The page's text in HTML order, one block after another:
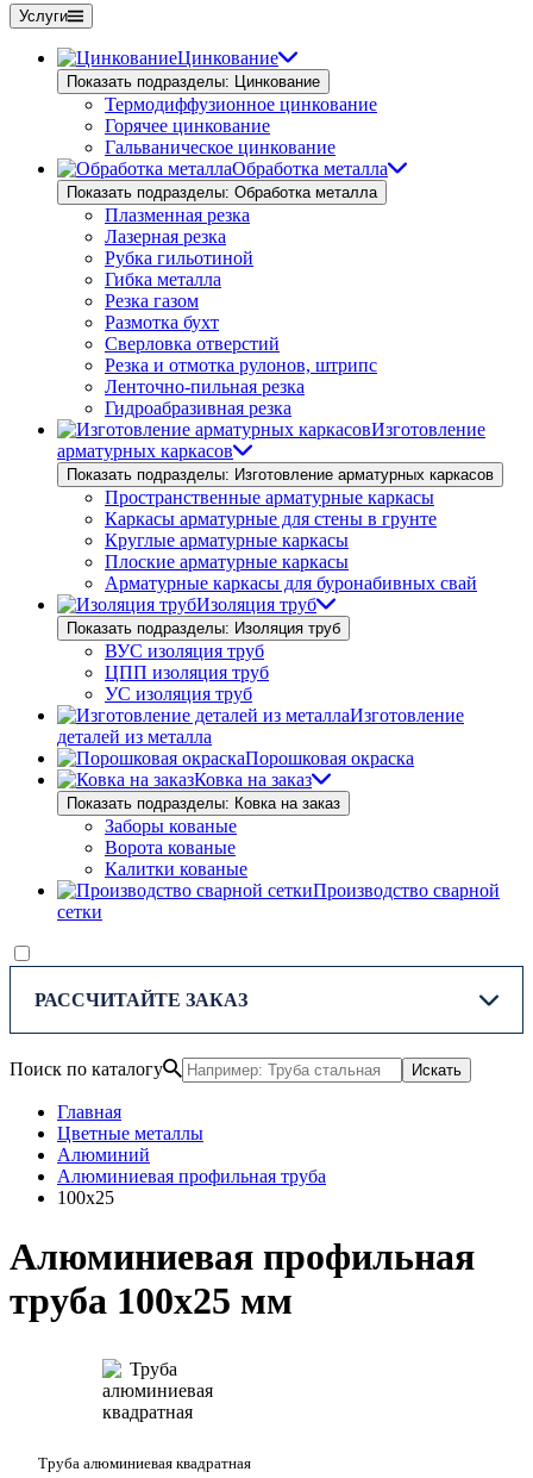
Услуги
Цинкование
Показать подразделы: Цинкование
Термодиффузионное цинкование
Горячее цинкование
Гальваническое цинкование
Обработка металла
Показать подразделы: Обработка металла
Плазменная резка
Лазерная резка
Рубка гильотиной
Гибка металла
Резка газом
Размотка бухт
Сверловка отверстий
Резка и отмотка рулонов, штрипс
Ленточно-пильная резка
Гидроабразивная резка
Изготовление
арматурных каркасов
Показать подразделы: Изготовление арматурных каркасов
Пространственные арматурные каркасы
Каркасы арматурные для стены в грунте
Круглые арматурные каркасы
Плоские арматурные каркасы
Арматурные каркасы для буронабивных свай
Изоляция труб
Показать подразделы: Изоляция труб
ВУС изоляция труб
ЦПП изоляция труб
УС изоляция труб
Изготовление
деталей из металла
Порошковая окраска
Ковка на заказ
Показать подразделы: Ковка на заказ
Заборы кованые
Ворота кованые
Калитки кованые
Производство сварной
сетки
РАССЧИТАЙТЕ ЗАКАЗ
Поиск по каталогу Искать
Главная
Цветные металлы
Алюминий
Алюминиевая профильная труба
100х25
Алюминиевая профильная
труба 100х25 мм
Труба алюминиевая квадратная